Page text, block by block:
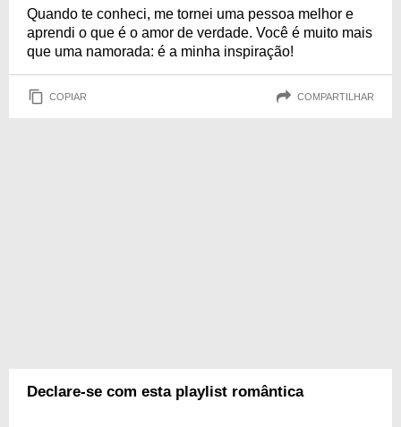
Quando te conheci, me tornei uma pessoa melhor e
aprendi o que é o amor de verdade. Você é muito mais
que uma namorada: é a minha inspiração!
COPIAR COMPARTILHAR
Declare-se com esta playlist romântica